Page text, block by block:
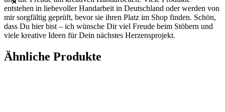
entstehen in liebevoller Handarbeit in Deutschland oder werden von
mir sorgfältig geprüft, bevor sie ihren Platz im Shop finden. Schön,
dass Du hier bist – ich wünsche Dir viel Freude beim Stöbern und
viele kreative Ideen für Dein nächstes Herzensprojekt.
Ähnliche Produkte